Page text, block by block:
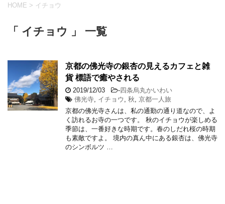
HOME > イチョウ
「 イチョウ 」 一覧
京都の佛光寺の銀杏の見えるカフェと雑
貨 標語で癒やされる
2019/12/03 -四条烏丸かいわい
佛光寺 イチョウ 秋 京都一人旅
京都の佛光寺さんは、私の通勤の通り道なので、よ
く訪れるお寺の一つです。 秋のイチョウが楽しめる
季節は、一番好きな時期です。春のしだれ桜の時期
も素敵ですよ。 境内の真ん中にある銀杏は、佛光寺
のシンボルツ …